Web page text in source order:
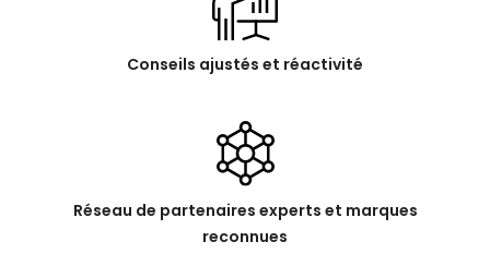
Conseils ajustés et réactivité
Réseau de partenaires experts et marques
reconnues